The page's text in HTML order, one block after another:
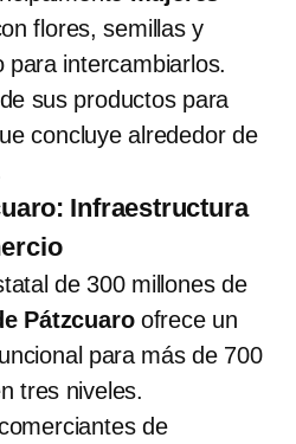
flores, semillas y
para intercambiarlos.
sus productos para
concluye alrededor de
Infraestructura
de 300 millones de
Pátzcuaro ofrece un
para más de 700
tres niveles.
de